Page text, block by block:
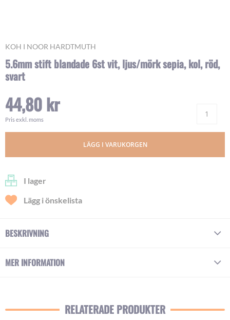
KOH I NOOR HARDTMUTH
5.6mm stift blandade 6st vit, ljus/mörk sepia, kol, röd,
svart
44,80 kr
Pris exkl. moms
LÄGG I VARUKORGEN
I lager
Lägg i önskelista
Skip
the
beginning
the
images
gallery
BESKRIVNING
MER INFORMATION
RELATERADE PRODUKTER